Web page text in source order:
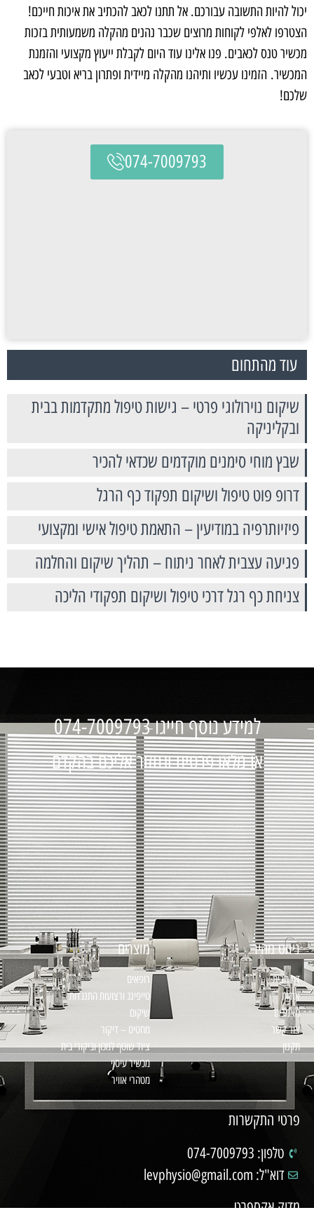
יכול להיות התשובה עבורכם. אל תתנו לכאב להכתיב את איכות חייכם!
הצטרפו לאלפי לקוחות מרוצים שכבר נהנים מהקלה משמעותית בזכות
מכשיר טנס לכאבים. פנו אלינו עוד היום לקבלת ייעוץ מקצועי והזמנת
המכשיר. הזמינו עכשיו ותיהנו מהקלה מיידית ופתרון בריא וטבעי לכאב
שלכם!
074-7009793
עוד מהתחום
שיקום נוירולוגי פרטי – גישות טיפול מתקדמות בבית
ובקליניקה
שבץ מוחי סימנים מוקדמים שכדאי להכיר
דרופ פוט טיפול ושיקום תפקוד כף הרגל
פיזיותרפיה במודיעין – התאמת טיפול אישי ומקצועי
פגיעה עצבית לאחר ניתוח – תהליך שיקום והחלמה
צניחת כף רגל דרכי טיפול ושיקום תפקודי הליכה
למידע נוסף חייגו 074-7009793
או מלאו פרטים ונחזור אליכם בהקדם
ניווט מהיר
דף הבית
אודות
מאמרים
צור קשר
תקנון
מוצרים
רופאים
טייפינג ורצועות התנגדות
שיקום
מחטים – דיקור
ציוד שוטף למכון וביקורי בית
מכשיר עיסוי
מטהרי אוויר
פרטי התקשרות
טלפון: 074-7009793
דוא"ל: levphysio@gmail.com